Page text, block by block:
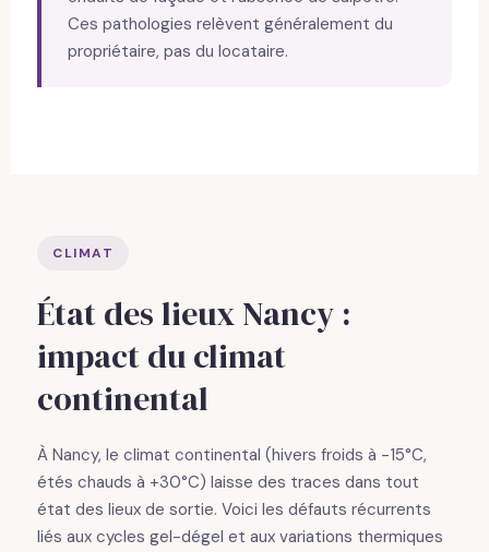
Ces pathologies relèvent généralement du
propriétaire, pas du locataire.
CLIMAT
État des lieux Nancy :
impact du climat
continental
À Nancy, le climat continental (hivers froids à -15°C,
étés chauds à +30°C) laisse des traces dans tout
état des lieux de sortie. Voici les défauts récurrents
liés aux cycles gel-dégel et aux variations thermiques